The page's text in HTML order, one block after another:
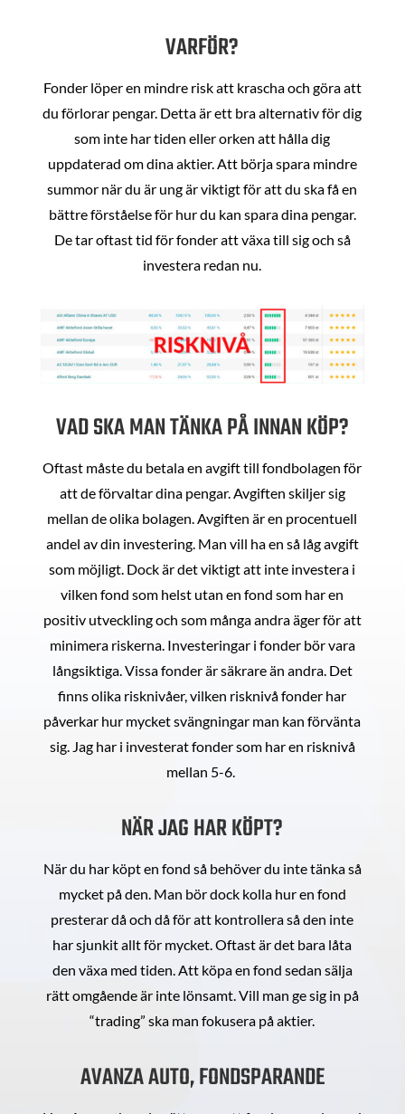
VARFÖR?
Fonder löper en mindre risk att krascha och göra att
du förlorar pengar. Detta är ett bra alternativ för dig
som inte har tiden eller orken att hålla dig
uppdaterad om dina aktier. Att börja spara mindre
summor när du är ung är viktigt för att du ska få en
bättre förståelse för hur du kan spara dina pengar.
De tar oftast tid för fonder att växa till sig och så
investera redan nu.
VAD SKA MAN TÄNKA PÅ INNAN KÖP?
Oftast måste du betala en avgift till fondbolagen för
att de förvaltar dina pengar. Avgiften skiljer sig
mellan de olika bolagen. Avgiften är en procentuell
andel av din investering. Man vill ha en så låg avgift
som möjligt. Dock är det viktigt att inte investera i
vilken fond som helst utan en fond som har en
positiv utveckling och som många andra äger för att
minimera riskerna. Investeringar i fonder bör vara
långsiktiga. Vissa fonder är säkrare än andra. Det
finns olika risknivåer, vilken risknivå fonder har
påverkar hur mycket svängningar man kan förvänta
sig. Jag har i investerat fonder som har en risknivå
mellan 5-6.
NÄR JAG HAR KÖPT?
När du har köpt en fond så behöver du inte tänka så
mycket på den. Man bör dock kolla hur en fond
presterar då och då för att kontrollera så den inte
har sjunkit allt för mycket. Oftast är det bara låta
den växa med tiden. Att köpa en fond sedan sälja
rätt omgående är inte lönsamt. Vill man ge sig in på
“trading” ska man fokusera på aktier.
AVANZA AUTO, FONDSPARANDE